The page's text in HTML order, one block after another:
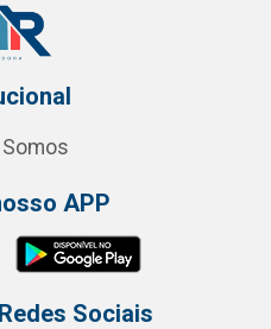
APP
Sociais